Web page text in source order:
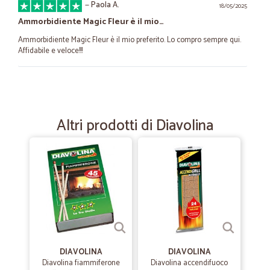
18/05/2025
—Paola A.
Ammorbidiente Magic Fleur è il mio…
Ammorbidiente Magic Fleur è il mio preferito. Lo compro sempre qui.
Affidabile e veloce!!!
Spesa recapitata in pochi giorni.
—Annamaria G.
Ottimo servizio
Servizio ben organizzato e corriere disponibile ed educato.
consegna veloce e prodotti conformi a…
Altri prodotti di Diavolina
DIAVOLINA
Diavolina fiammiferone
DIAVOLINA
Diavolina accendifuoco